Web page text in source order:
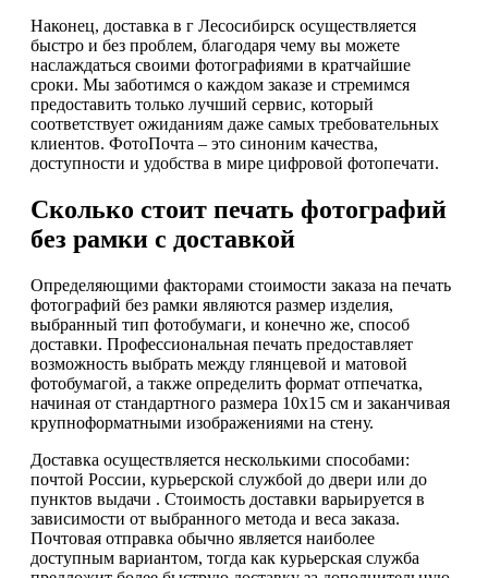
Наконец, доставка в г Лесосибирск осуществляется
быстро и без проблем, благодаря чему вы можете
наслаждаться своими фотографиями в кратчайшие
сроки. Мы заботимся о каждом заказе и стремимся
предоставить только лучший сервис, который
соответствует ожиданиям даже самых требовательных
клиентов. ФотоПочта – это синоним качества,
доступности и удобства в мире цифровой фотопечати.
Сколько стоит печать фотографий
без рамки с доставкой
Определяющими факторами стоимости заказа на печать
фотографий без рамки являются размер изделия,
выбранный тип фотобумаги, и конечно же, способ
доставки. Профессиональная печать предоставляет
возможность выбрать между глянцевой и матовой
фотобумагой, а также определить формат отпечатка,
начиная от стандартного размера 10x15 см и заканчивая
крупноформатными изображениями на стену.
Доставка осуществляется несколькими способами:
почтой России, курьерской службой до двери или до
пунктов выдачи . Стоимость доставки варьируется в
зависимости от выбранного метода и веса заказа.
Почтовая отправка обычно является наиболее
доступным вариантом, тогда как курьерская служба